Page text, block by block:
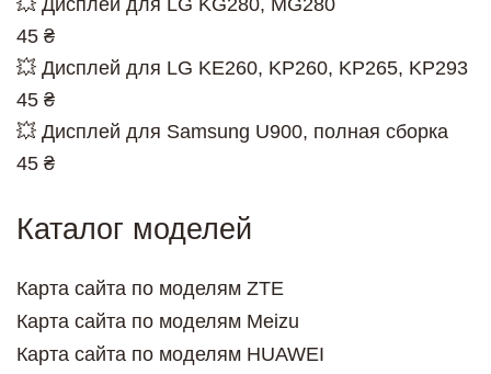
💥 Дисплей для LG KG280, MG280
45 ₴
💥 Дисплей для LG KE260, KP260, KP265, KP293
45 ₴
💥 Дисплей для Samsung U900, полная сборка
45 ₴
Каталог моделей
Карта сайта по моделям ZTE
Карта сайта по моделям Meizu
Карта сайта по моделям HUAWEI